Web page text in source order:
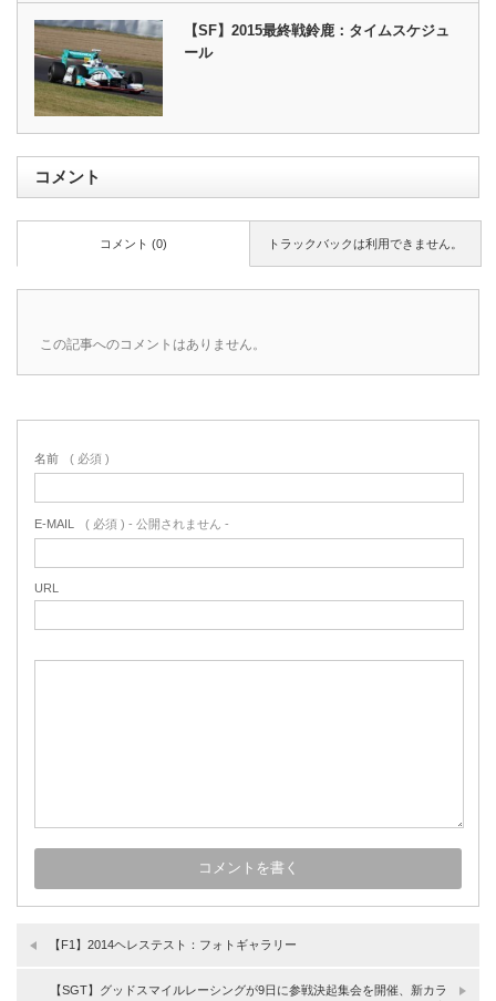
【SF】2015最終戦鈴鹿：タイムスケジュ
ール
コメント
トラックバックは利用できません。
コメント (0)
この記事へのコメントはありません。
名前 ( 必須 )
E-MAIL ( 必須 ) - 公開されません -
URL
【F1】2014ヘレステスト：フォトギャラリー
【SGT】グッドスマイルレーシングが9日に参戦決起集会を開催、新カラ